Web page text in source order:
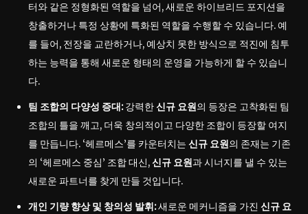
터와 같은 정형화된 역할을 넘어, 새로운 하이브리드 포지션을
창출하거나 특정 상황에 특화된 역할을 수행할 수 있습니다. 예
를 들어, 전장을 교란하거나, 예상치 못한 방식으로 적진에 침투
하는 능력을 통해 새로운 형태의 운영을 가능하게 할 수 있습니
다.
팀 조합의 다양성 증대:강력한신규 요원의 등장은 고착화된 팀
조합의 틀을 깨고, 더욱 창의적이고 다양한 조합이 등장할 여지
를 만듭니다. ‘헤르메스’를 카운터치는 신규 요원의 존재는 기존
의 ‘헤르메스 중심’ 조합 대신,신규 요원과 시너지를 낼 수 있는
새로운 파트너를 찾게 만들 것입니다.
개인 기량 향상 및 창의성 발휘:새로운 메커니즘을 가진 신규 요